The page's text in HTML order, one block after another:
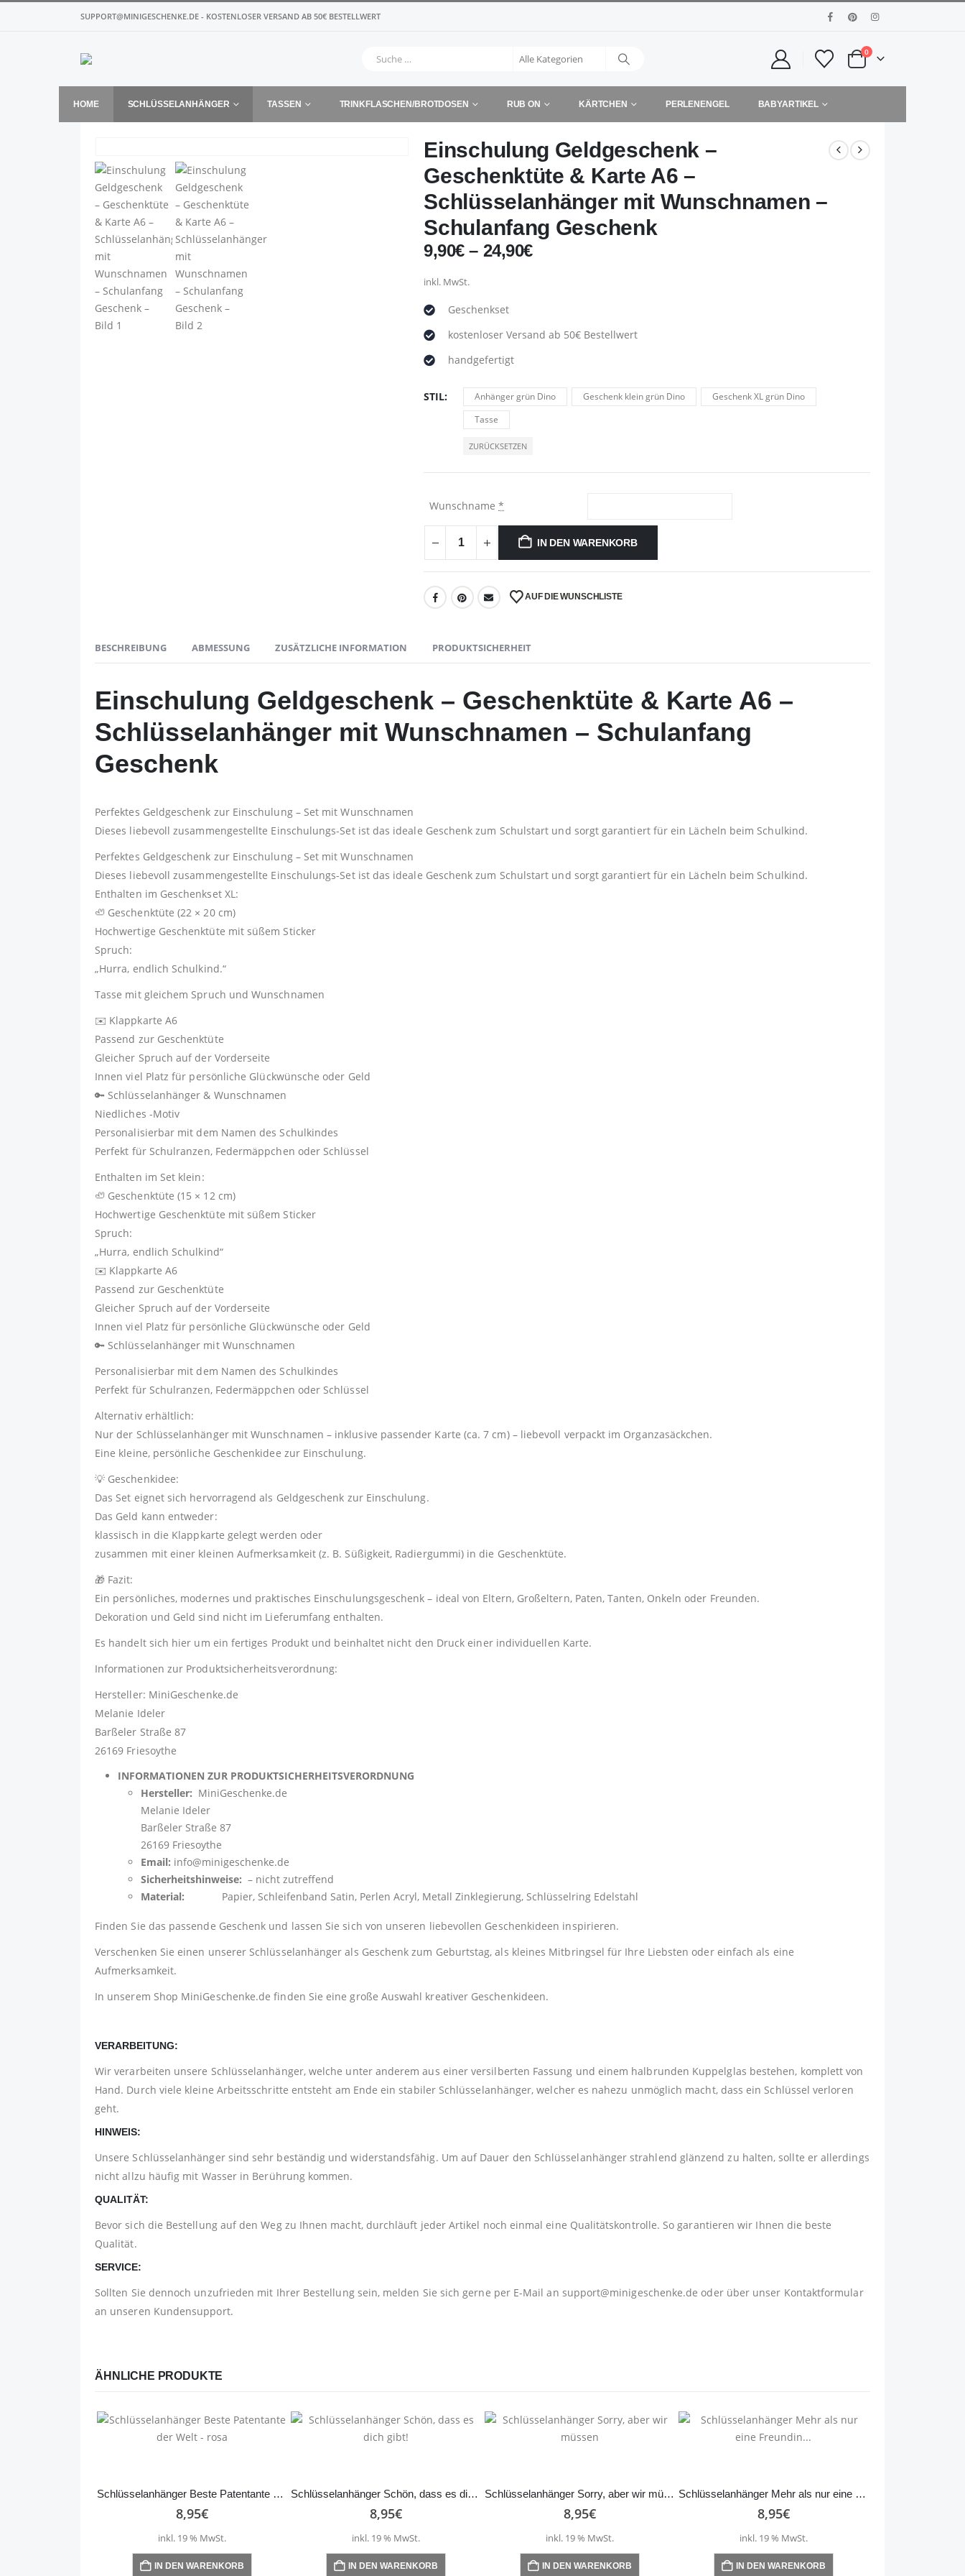
SUPPORT@MINIGESCHENKE.DE - KOSTENLOSER VERSAND AB 50€ BESTELLWERT
0
HOME SCHLÜSSELANHÄNGER TASSEN TRINKFLASCHEN/BROTDOSEN RUB ON KÄRTCHEN PERLENENGEL BABYARTIKEL
Einschulung Geldgeschenk –
Geschenktüte & Karte A6 –
Schlüsselanhänger mit Wunschnamen –
Schulanfang Geschenk
9,90€– 24,90€
inkl. MwSt.
Geschenkset
kostenloser Versand ab 50€ Bestellwert
handgefertigt
STIL Anhänger grün Dino Geschenk klein grün Dino
Geschenk XL grün Dino
Tasse
ZURÜCKSETZEN
Wunschname*
IN DEN WARENKORB
AUF DIE WUNSCHLISTE
BESCHREIBUNG ABMESSUNG ZUSÄTZLICHE INFORMATION PRODUKTSICHERHEIT
Einschulung Geldgeschenk – Geschenktüte & Karte A6 –
Schlüsselanhänger mit Wunschnamen – Schulanfang
Geschenk
Perfektes Geldgeschenk zur Einschulung – Set mit Wunschnamen
Dieses liebevoll zusammengestellte Einschulungs-Set ist das ideale Geschenk zum Schulstart und sorgt garantiert für ein Lächeln beim Schulkind.
Perfektes Geldgeschenk zur Einschulung – Set mit Wunschnamen
Dieses liebevoll zusammengestellte Einschulungs-Set ist das ideale Geschenk zum Schulstart und sorgt garantiert für ein Lächeln beim Schulkind.
Enthalten im Geschenkset XL:
🦥 Geschenktüte (22 × 20 cm)
Hochwertige Geschenktüte mit süßem Sticker
Spruch:
„Hurra, endlich Schulkind.“
Tasse mit gleichem Spruch und Wunschnamen
✉️ Klappkarte A6
Passend zur Geschenktüte
Gleicher Spruch auf der Vorderseite
Innen viel Platz für persönliche Glückwünsche oder Geld
🔑 Schlüsselanhänger & Wunschnamen
Niedliches -Motiv
Personalisierbar mit dem Namen des Schulkindes
Perfekt für Schulranzen, Federmäppchen oder Schlüssel
Enthalten im Set klein:
🦥 Geschenktüte (15 × 12 cm)
Hochwertige Geschenktüte mit süßem Sticker
Spruch:
„Hurra, endlich Schulkind“
✉️ Klappkarte A6
Passend zur Geschenktüte
Gleicher Spruch auf der Vorderseite
Innen viel Platz für persönliche Glückwünsche oder Geld
🔑 Schlüsselanhänger mit Wunschnamen
Personalisierbar mit dem Namen des Schulkindes
Perfekt für Schulranzen, Federmäppchen oder Schlüssel
Alternativ erhältlich:
Nur der Schlüsselanhänger mit Wunschnamen – inklusive passender Karte (ca. 7 cm) – liebevoll verpackt im Organzasäckchen.
Eine kleine, persönliche Geschenkidee zur Einschulung.
💡 Geschenkidee:
Das Set eignet sich hervorragend als Geldgeschenk zur Einschulung.
Das Geld kann entweder:
klassisch in die Klappkarte gelegt werden oder
zusammen mit einer kleinen Aufmerksamkeit (z. B. Süßigkeit, Radiergummi) in die Geschenktüte.
🎁 Fazit:
Ein persönliches, modernes und praktisches Einschulungsgeschenk – ideal von Eltern, Großeltern, Paten, Tanten, Onkeln oder Freunden.
Dekoration und Geld sind nicht im Lieferumfang enthalten.
Es handelt sich hier um ein fertiges Produkt und beinhaltet nicht den Druck einer individuellen Karte.
Informationen zur Produktsicherheitsverordnung:
Hersteller: MiniGeschenke.de
Melanie Ideler
Barßeler Straße 87
26169 Friesoythe
INFORMATIONEN ZUR PRODUKTSICHERHEITSVERORDNUNG
Hersteller: MiniGeschenke.de
Melanie Ideler
Barßeler Straße 87
26169 Friesoythe
Email: info@minigeschenke.de
Sicherheitshinweise: – nicht zutreffend
Material: Papier, Schleifenband Satin, Perlen Acryl, Metall Zinklegierung, Schlüsselring Edelstahl
Finden Sie das passende Geschenk und lassen Sie sich von unseren liebevollen Geschenkideen inspirieren.
Verschenken Sie einen unserer Schlüsselanhänger als Geschenk zum Geburtstag, als kleines Mitbringsel für Ihre Liebsten oder einfach als eine
Aufmerksamkeit.
In unserem Shop MiniGeschenke.de finden Sie eine große Auswahl kreativer Geschenkideen.
VERARBEITUNG:
Wir verarbeiten unsere Schlüsselanhänger, welche unter anderem aus einer versilberten Fassung und einem halbrunden Kuppelglas bestehen, komplett von
Hand. Durch viele kleine Arbeitsschritte entsteht am Ende ein stabiler Schlüsselanhänger, welcher es nahezu unmöglich macht, dass ein Schlüssel verloren
geht.
HINWEIS:
Unsere Schlüsselanhänger sind sehr beständig und widerstandsfähig. Um auf Dauer den Schlüsselanhänger strahlend glänzend zu halten, sollte er allerdings
nicht allzu häufig mit Wasser in Berührung kommen.
QUALITÄT:
Bevor sich die Bestellung auf den Weg zu Ihnen macht, durchläuft jeder Artikel noch einmal eine Qualitätskontrolle. So garantieren wir Ihnen die beste
Qualität.
SERVICE:
Sollten Sie dennoch unzufrieden mit Ihrer Bestellung sein, melden Sie sich gerne per E-Mail an support@minigeschenke.de oder über unser Kontaktformular
an unseren Kundensupport.
ÄHNLICHE PRODUKTE
Schlüsselanhänger Beste Patentante der Welt – rosa
8,95€
inkl. 19 % MwSt.
IN DEN WARENKORB
Schlüsselanhänger Schön, dass es dich gibt!
8,95€
inkl. 19 % MwSt.
IN DEN WARENKORB
Schlüsselanhänger Sorry, aber wir müssen
8,95€
inkl. 19 % MwSt.
IN DEN WARENKORB
Schlüsselanhänger Mehr als nur eine Freundin…
8,95€
inkl. 19 % MwSt.
IN DEN WARENKORB